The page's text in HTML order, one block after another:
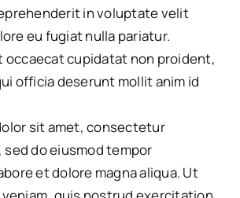
in voluptate velit
eu fugiat nulla pariatur.
occaecat cupidatat non proident,
officia deserunt mollit anim id
sit amet, consectetur
do eiusmod tempor
et dolore magna aliqua. Ut